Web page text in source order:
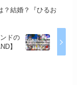
？結婚？『ひるお
ドの
】